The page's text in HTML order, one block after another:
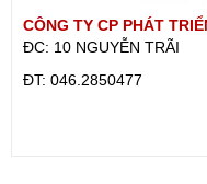
CÔNG TY CP PHÁT
ĐC: 10 NGUYỄN TRÃI
ÐT: 046.2850477